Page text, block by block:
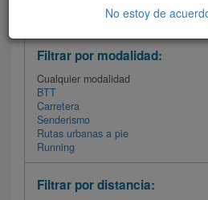
Filtrar las rutas
Filtrar por modalidad:
Cualquier modalidad
BTT
Carretera
Senderismo
Rutas urbanas a pie
Running
Filtrar por distancia:
No estoy de